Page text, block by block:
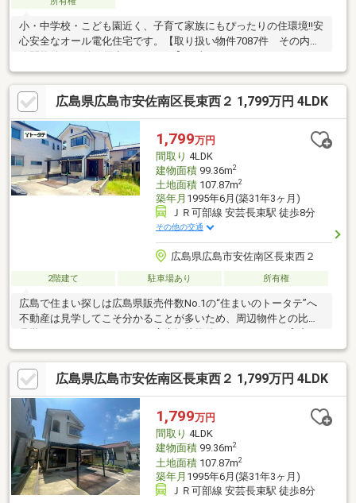
小・中学校・こども園近く、子育て家族にもぴったりの住環境!!安
心安全なオール電化住宅です。【取り扱い物件7087件 その内未
もぜひご覧ください。https://www.nitto-f.com/○広島市立長束小
学校まで 徒歩8分○広島市立長束中学校まで 徒歩10分○ひとみ
認定こども園ひとみ幼稚園まで 徒歩6分○ローソン 広島長束五丁
目店まで 徒歩6分○マルシェー長束店まで 徒歩3分○山下内科・
小児科医院まで 徒歩5分○JR安芸長束駅まで 徒歩8分○平原会館
前バス停まで 徒歩3分
広島県広島市安佐南区長束西２ 1,799万円 4LDK
1,799万円
間取り 4LDK
建物面積99.36m2
土地面積107.87m2
築年月 1995年6月(築31年3ヶ月)
ＪＲ可部線 安芸長束駅 徒歩8分
その他の交通
広島県広島市安佐南区長束西２
2階建て 駐車場あり 所有権
広島で住まい探しは広島県販売件数No.1の“住まいのトータテ”へ
不動産は見学してこそ分かることが多いため、周辺物件との比較
能ですので、他物件とあわせてぜひご見学ください！※駅・小中
学校まで徒歩圏内 ※オール電化 ※フレスタ長束店約750ｍ※長束
西小学校約700ｍ ※長束中学校約700ｍ ※現況販売(リフォーム
着工前までの期間限定販売となります)※容積率は前面道路幅員制
限※配管の地役権設定地含む ※公営水道・公共下水(私設管)は所
有者全員での維持管理が必要 ※カーポート・シーリングは現況
渡
広島県広島市安佐南区長束西２ 1,799万円 4LDK
1,799万円
間取り 4LDK
建物面積99.36m2
土地面積107.87m2
築年月 1995年6月(築31年3ヶ月)
ＪＲ可部線 安芸長束駅 徒歩8分